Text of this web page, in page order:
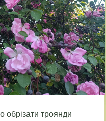
обрізати троянди